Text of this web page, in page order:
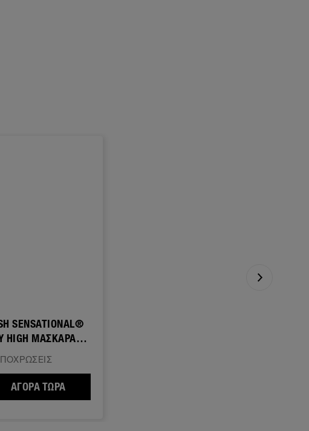
ΦΡΎΔΙΑ
SLIM ΜΟΛΥΒΙ ΦΡΥΔΙΩΝ ΓΙΑ ΣΧΗΜΑΤΙΣΜΟ
SENSATIONAL®
ΜΑΣΚΑΡΑ
ΜΗΚΟΣ & ΟΓΚΟ
ΑΓΟΡΆ ΤΏΡΑ